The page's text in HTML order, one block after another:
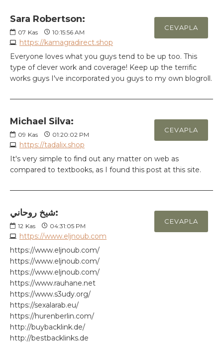
Sara Robertson:
07 Kas 10:15:56 AM
https://kamagradirect.shop
CEVAPLA
Everyone loves what you guys tend to be up too. This
type of clever work and coverage! Keep up the terrific
works guys I've incorporated you guys to my own blogroll.
Michael Silva:
09 Kas 01:20:02 PM
https://tadalix.shop
CEVAPLA
It's very simple to find out any matter on web as
compared to textbooks, as I found this post at this site.
شيخ روحاني:
12 Kas 04:31:05 PM
https://www.eljnoub.com
CEVAPLA
https://www.eljnoub.com/
https://www.eljnoub.com/
https://www.eljnoub.com/
https://www.rauhane.net
https://www.s3udy.org/
https://sexalarab.eu/
https://hurenberlin.com/
http://buybacklink.de/
http://bestbacklinks.de